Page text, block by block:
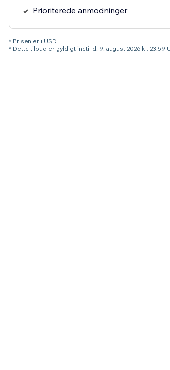
Prioriterede anmodninger
* Prisen er i USD.
* Dette tilbud er gyldigt indtil d. 9. august 2026 kl.